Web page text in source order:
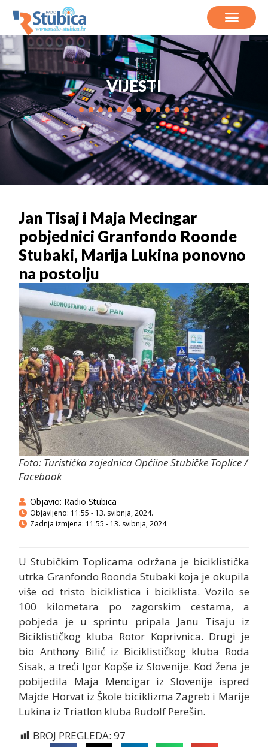
VIJESTI
Jan Tisaj i Maja Mecingar
pobjednici Granfondo Roonde
Stubaki, Marija Lukina ponovno
na postolju
Foto: Turistička zajednica Općiine Stubičke Toplice /
Facebook
Objavio: Radio Stubica
Objavljeno: 11:55 - 13. svibnja, 2024.
Zadnja izmjena: 11:55 - 13. svibnja, 2024.
U Stubičkim Toplicama održana je biciklistička
utrka Granfondo Roonda Stubaki koja je okupila
više od tristo biciklistica i biciklista. Vozilo se
100 kilometara po zagorskim cestama, a
pobjeda je u sprintu pripala Janu Tisaju iz
Biciklističkog kluba Rotor Koprivnica. Drugi je
bio Anthony Bilić iz Biciklističkog kluba Roda
Sisak, a treći Igor Kopše iz Slovenije. Kod žena je
pobijedila Maja Mencigar iz Slovenije ispred
Majde Horvat iz Škole biciklizma Zagreb i Marije
Lukina iz Triatlon kluba Rudolf Perešin.
BROJ PREGLEDA: 97